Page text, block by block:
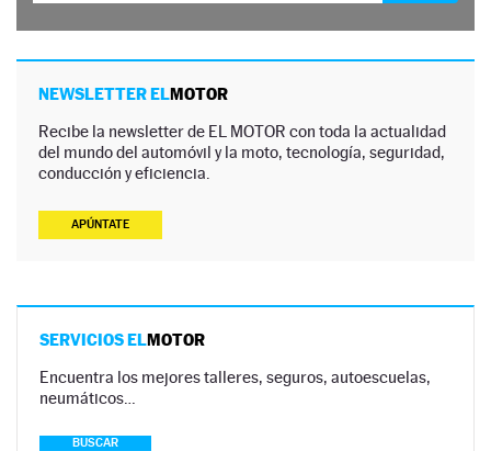
NEWSLETTER ELMOTOR
Recibe la newsletter de EL MOTOR con toda la actualidad
del mundo del automóvil y la moto, tecnología, seguridad,
conducción y eficiencia.
APÚNTATE
SERVICIOS ELMOTOR
Encuentra los mejores talleres, seguros, autoescuelas,
neumáticos…
BUSCAR